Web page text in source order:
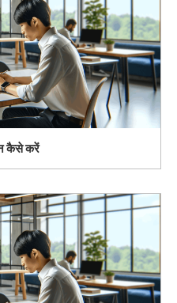
कैसे करें